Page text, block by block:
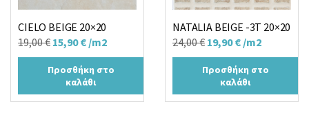
CIELO BEIGE 20×20
19,00€ Original
price
was:
15,90€Η
τρέχουσα
τιμή
/m2
Προσθήκη στο
καλάθι
NATALIA BEIGE -3T 20×20
24,00€ Original
price
was:
19,90€Η
τρέχουσα
τιμή
/m2
Προσθήκη στο
καλάθι